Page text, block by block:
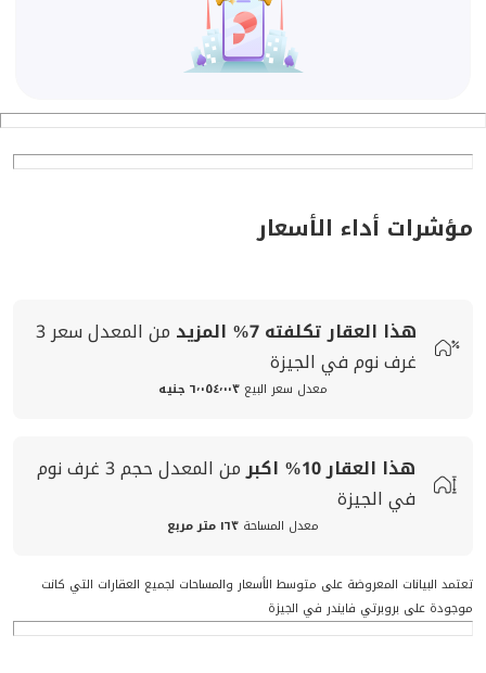
مؤشرات أداء الأسعار
هذا العقار تكلفته7% المزيد من المعدلسعر3
غرف نوم في الجيزة
معدل سعر البيع٦٬٠٥٤٬٠٠٣ جنيه
هذا العقار10% اكبرمن المعدلحجم
3 غرف نوم
في الجيزة
معدل المساحة ١٦٣ متر مربع
تعتمد البيانات المعروضة على متوسط الأسعار والمساحات لجميع العقارات التي كانت
موجودة على بروبرتي فايندر في الجيزة